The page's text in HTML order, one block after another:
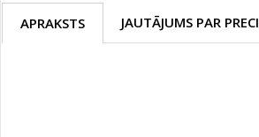
APRAKSTS JAUTĀJUMS PAR PRECI